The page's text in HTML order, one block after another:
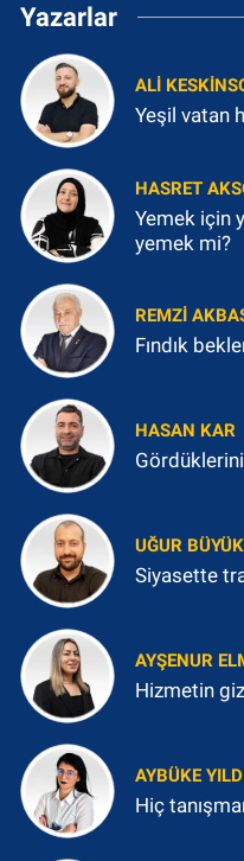
Yazarlar
ALI
Yeşil vatan
HASRET
Yemek için
yemek mi?
REMZI
Fındık
HASAN KAR
UĞUR BÜYÜK
Siyasette
AYŞENUR
Hizmetin
AYBÜKE
Hiç